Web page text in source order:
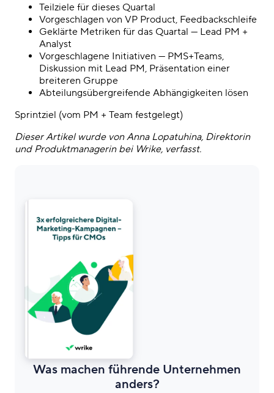
Teilziele für dieses Quartal
Vorgeschlagen von VP Product, Feedbackschleife
Geklärte Metriken für das Quartal — Lead PM +
Analyst
Vorgeschlagene Initiativen — PMS+Teams,
Diskussion mit Lead PM, Präsentation einer
breiteren Gruppe
Abteilungsübergreifende Abhängigkeiten lösen
Sprintziel (vom PM + Team festgelegt)
Dieser Artikel wurde von Anna Lopatuhina, Direktorin
und Produktmanagerin bei Wrike, verfasst.
Was machen führende Unternehmen
anders?